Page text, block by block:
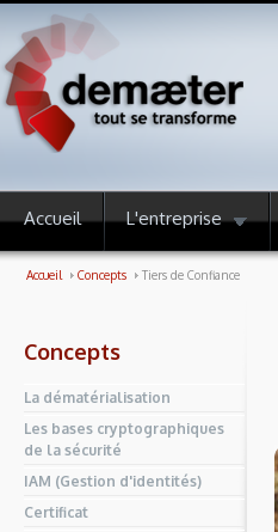
Accueil L'entreprise
Accueil Concepts Tiers de Confiance
Concepts
La dématérialisation
Les bases cryptographiques
de la sécurité
IAM (Gestion d'identités)
Certificat